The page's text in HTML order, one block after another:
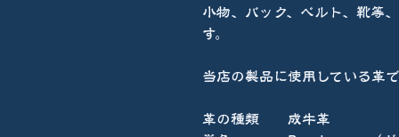
小物、バック、ベルト、靴等
す。
当店の製品に使用している革
革の種類 成牛革